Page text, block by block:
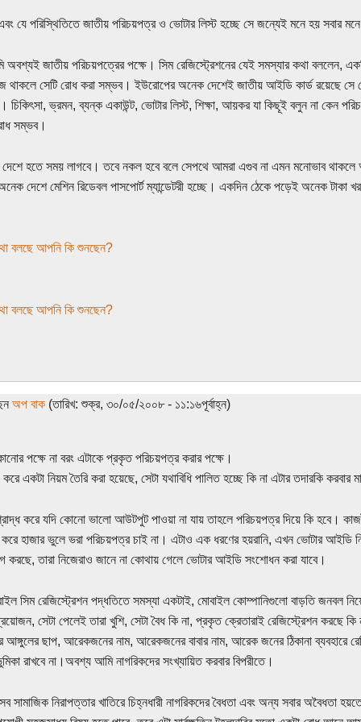
যে পরিস্থিতিতে জাতীয় পরিচয়পত্র ও ভোটার লিস্ট হচ্ছে সে জন্যেই মনে হয় সবার
অবশ্যই জাতীয় পরিচয়পত্রের পক্ষে। সিম রেজিস্ট্রেশনের যেই সমস্যার কথা বললেন,
থাকলে সেটি রোধ করা সম্ভব। ইউরোপের অনেক দেশেই জাতীয় আইডি কার্ড রয়েছে সে
চিকিৎসা, ভ্রমন, ব্যন্ক একাউন্ট, ভোটার লিস্ট, শিক্ষা, আয়কর যা কিছূই বলুন না কেন
সম্ভব।
হতে সময় লাগবে। তবে নকল হবে বলে সেপথে আমরা এগুব না এমন মনোভাব থাকলে
দেশে মেশিন রিডেবল পাসপোর্ট ম্যান্ডেটরী হচ্ছে। একদিন ঠেকে পড়েই অনেক টাকা
বলছে আপনি কি শুনছেন?
বলছে আপনি কি শুনছেন?
অপ বাক(তারিখ: শুক্র, ৩০/০৫/২০০৮ - ১১:১৬পূর্বাহ্ন)
পক্ষে না বরং এটাকে প্রকৃত পরিচয়পত্র করার পক্ষে।
একটা নিয়ম তৈরি করা হয়েছে, সেটা যথাবিধি পালিত হচ্ছে কি না এটার তদারকি
করে যদি কোনো ভালো আউটপুট পাওয়া না যায় তাহলে পরিচয়পত্র দিয়ে কি হবে।
হাজার ভুলে ভরা পরিচয়পত্র চাই না। এটাও এক ধরণের হয়রানি, এখন ভোটার আইডি
করছে, তারা নিজেরাও জানে না কোথায় গেলে ভোটার আইডি সংশোধন করা যাবে।
সিম রেজিস্ট্রেশন পদ্ধতিতে সমস্যা একটাই, মোবাইল কোম্পানিগুলো বাড়তি জনবল
সেটা পেলেই তারা খুশি, সেটা বৈধ কি না, প্রকৃত ক্রেতারাই রেজিস্ট্রেশন করছে কি
ছাপ, আরেকজনের নাম, আরেকজনের বাবার নাম, আরেক জনের ঠিকানা ব্যবহারে
রাখবে না।অবশ্য আমি নাগরিকদের সংখ্যায়িত করবার বিপরীতে।
সামাজিক নিরাপত্তার খাতিরে চিহ্নধারী নাগরিকদের বৈধতা এবং অন্য সবার অবৈধতা